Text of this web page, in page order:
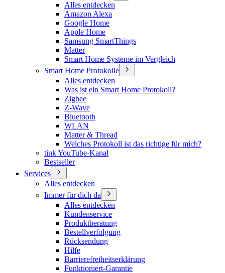
Alles entdecken
Amazon Alexa
Google Home
Apple Home
Samsung SmartThings
Matter
Smart Home Systeme im Vergleich
Smart Home Protokolle
Alles entdecken
Was ist ein Smart Home Protokoll?
Zigbee
Z-Wave
Bluetooth
WLAN
Matter & Thread
Welches Protokoll ist das richtige für mich?
tink YouTube-Kanal
Bestseller
Services
Alles entdecken
Immer für dich da
Alles entdecken
Kundenservice
Produktberatung
Bestellverfolgung
Rücksendung
Hilfe
Barrierefreiheitserklärung
Funktioniert-Garantie